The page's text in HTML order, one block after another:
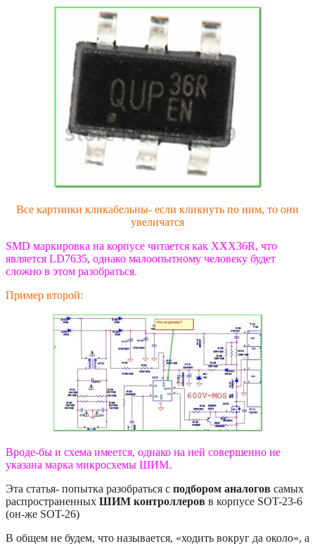
Все картинки кликабельны- если кликнуть по ним, то они
увеличатся
SMD маркировка на корпусе читается как XXX36R, что
является LD7635, однако малоопытному человеку будет
сложно в этом разобраться.
Пример второй:
Вроде-бы и схема имеется, однако на ней совершенно не
указана марка микросхемы ШИМ.
Эта статья- попытка разобраться с подбором аналогов самых
распространенных ШИМ контроллеров в корпусе SOT-23-6
(он-же SOT-26)
В общем не будем, что называется, «ходить вокруг да около», а